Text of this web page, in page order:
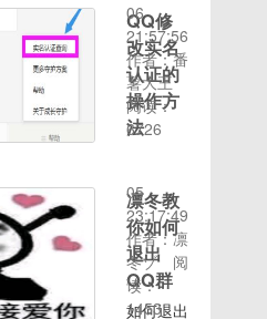
在网上搜
索相关信
息。原来
账号被冻
结的不止
我一个，
第一和第
二都被腾
讯包揽
了。很多
网友也表
示吃着火
友圈。
qq空间
说说导出
助手主要
用于一键
导出任意
说说内
容，可以
把所有的
说说导出
为html和
pdf格
候我以为
密保就可
以了，没
想到要资
料验证，
身份证什
友也没
有，就是
一个用来
打游戏的
小号(大
QQ修
改实名
认证的
操作方
法
索并关
注：成长
守护平台
2、帮助-
>实名认
06
21:57:56
作者：番
薯大王
阅读：
6726
凛冬教
你如何
退出
QQ群
如何退出
05
23:17:49
作者：凛
冬ゾ
阅
读：
1453